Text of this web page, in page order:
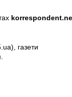
газети